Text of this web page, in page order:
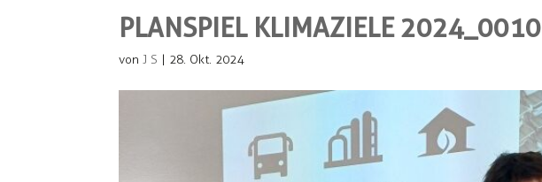
PLANSPIEL KLIMAZIELE 2024_0010
vonJ S | 28. Okt. 2024